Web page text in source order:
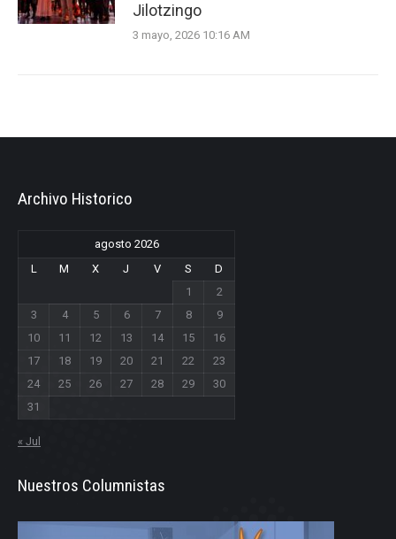
Jilotzingo
3 mayo, 2026 10:16 AM
Archivo Historico
agosto 2026
L
M X J V S
D
1
2
3
4 5 6 7 8
9
10
11 12 13 14 15
16
17
18 19 20 21 22
23
24
25 26 27 28 29
30
31
« Jul
Nuestros Columnistas